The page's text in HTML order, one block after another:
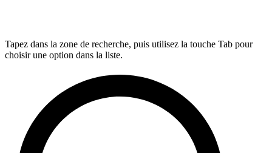
Tapez dans la zone de recherche, puis utilisez la touche Tab pour
choisir une option dans la liste.